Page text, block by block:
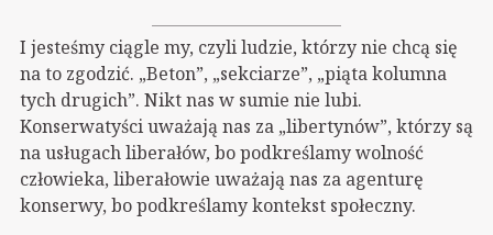
I jesteśmy ciągle my, czyli ludzie, którzy nie chcą się
na to zgodzić. „Beton”, „sekciarze”, „piąta kolumna
tych drugich”. Nikt nas w sumie nie lubi.
Konserwatyści uważają nas za „libertynów”, którzy są
na usługach liberałów, bo podkreślamy wolność
człowieka, liberałowie uważają nas za agenturę
konserwy, bo podkreślamy kontekst społeczny.